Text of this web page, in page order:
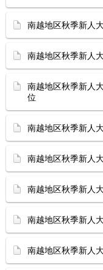
南越地区秋季新
南越地区秋季新
南越地区秋季新
位
南越地区秋季新
南越地区秋季新
南越地区秋季新
南越地区秋季新
南越地区秋季新